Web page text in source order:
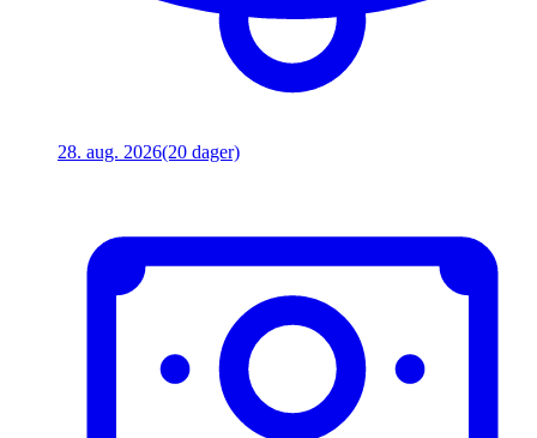
28. aug. 2026(20 dager)